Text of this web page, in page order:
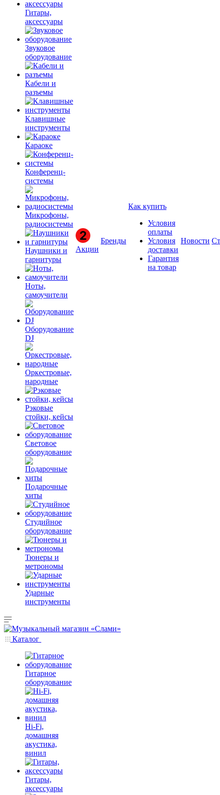
Гитары,
аксессуары
Звуковое
оборудование
Кабели и
разъемы
Клавишные
инструменты
Караоке
Конференц-
системы
Микрофоны,
радиосистемы
Наушники и
гарнитуры
Ноты,
самоучители
Оборудование
DJ
Оркестровые,
народные
Рэковые
стойки, кейсы
Световое
оборудование
Подарочные
хиты
Студийное
оборудование
Тюнеры и
метрономы
Ударные
инструменты
Акции
Бренды
Как купить
Условия
оплаты
Условия
доставки
Гарантия
на товар
Новости
Каталог
Гитарное
оборудование
Hi-Fi,
домашняя
акустика,
винил
Гитары,
аксессуары